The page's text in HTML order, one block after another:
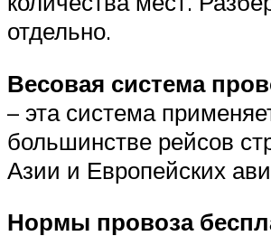
отдельно.
Весовая система
– эта система
большинстве рейсов
Азии и Европейских
Нормы провоза